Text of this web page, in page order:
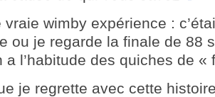
vraie wimby expérience :
ou je regarde la finale de 88
a l’habitude des quiches de
je regrette avec cette